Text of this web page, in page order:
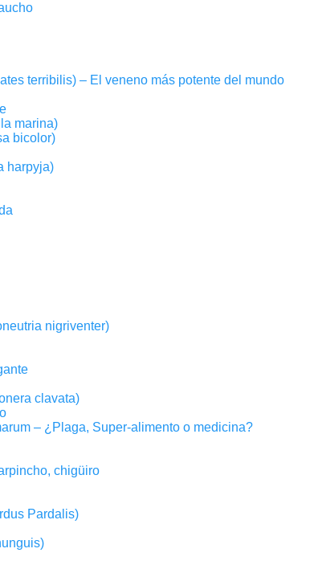
terribilis) – El veneno más potente del mundo
marina)
bicolor)
harpyja)
nigriventer)
clavata)
– ¿Plaga, Super-alimento o medicina?
chigüiro
Pardalis)